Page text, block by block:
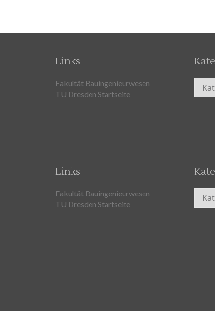
Links
Fakultät Bauingenieurwesen
TU Dresden Startseite
Links
Fakultät Bauingenieurwesen
TU Dresden Startseite